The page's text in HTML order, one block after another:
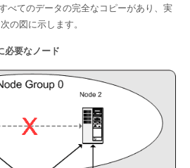
べてのデータの完全なコピーがあり、実
の図に示します。
必要なノード